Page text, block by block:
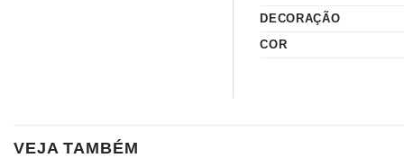
DECORAÇÃO
COR
VEJA TAMBÉM